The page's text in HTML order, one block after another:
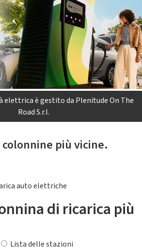
elettrica è gestito da Plenitude On The
Road S.r.l.
colonnine più vicine.
auto elettriche
di ricarica più
Lista delle stazioni